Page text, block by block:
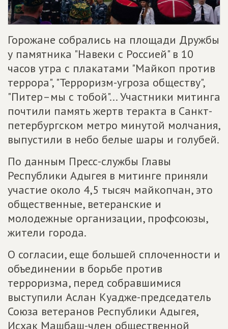
Горожане собрались на площади Дружбы
у памятника "Навеки с Россией" в 10
часов утра с плакатами "Майкоп против
террора", "Терроризм-угроза обществу",
"Питер–мы с тобой"... Участники митинга
почтили память жертв теракта в Санкт-
петербургском метро минутой молчания,
выпустили в небо белые шары и голубей.
По данным Пресс-службы Главы
Республики Адыгея в митинге приняли
участие около 4,5 тысяч майкопчан, это
общественные, ветеранские и
молодежные организации, профсоюзы,
жители города.
О согласии, еще большей сплоченности и
объединении в борьбе против
терроризма, перед собравшимися
выступили Аслан Куадже-председатель
Союза ветеранов Республики Адыгея,
Исхак Машбаш-член общественной